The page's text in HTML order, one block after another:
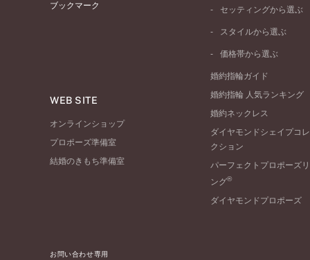
ブックマーク
WEB SITE
オンラインショップ
プロポーズ準備室
結婚のきもち準備室
お問い合わせ専用
ピンクゴールド
ペールブラウンゴール
ストレートライン
V字ライン
セッティングから選ぶ
ソリテール
ダブルサイドメレ
ラインメレ
スタイルから選ぶ
シンプル
モード
エレガント
ゴージャス
価格帯から選ぶ
50万円台～
20万円台～
10万円台～
婚約指輪ガイド
婚約指輪 人気ランキング
婚約ネックレス
ダイヤモンドシェイプコレ
クション
パーフェクトプロポーズリ
ング®
ダイヤモンドプロポーズ